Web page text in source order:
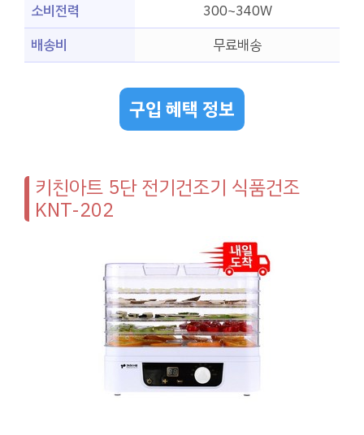
소비전력
300~340W
배송비
무료배송
구입 혜택 정보
키친아트 5단 전기건조기 식품건조
KNT-202